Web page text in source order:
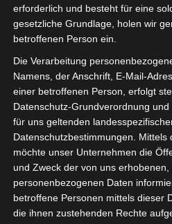
Die Event-Akademie ist
Bildungsträger, der sich auf
Veranstaltungsbranche
Kompetenzzentrum bietet
Angebot von der
Meisterqualifikation (IHK)
Bereichen wie
Veranstaltungstechnik,
Veranstaltungssicherheit,
sowie Ton, Video &
Durch unsere
erforderlich und besteht für eine
gesetzliche Grundlage, holen wir
betroffenen Person ein.
Die Verarbeitung
Namens, der Anschrift, E-Mail-
einer betroffenen Person, erfolgt
Datenschutz-Grundverordnung
für uns geltenden
Datenschutzbestimmungen. Mittels
möchte unser Unternehmen die
und Zweck der von uns
personenbezogenen Daten
betroffene Personen mittels dieser
die ihnen zustehenden Rechte